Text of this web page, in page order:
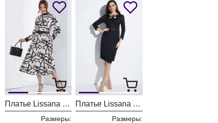
Платье Lissana 4679
Размеры:
Платье Lissana 4632
Размеры: